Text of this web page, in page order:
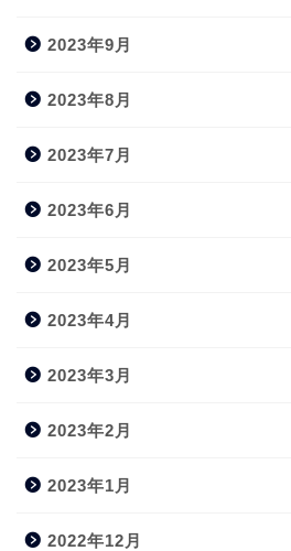
2023年9月
2023年8月
2023年7月
2023年6月
2023年5月
2023年4月
2023年3月
2023年2月
2023年1月
2022年12月